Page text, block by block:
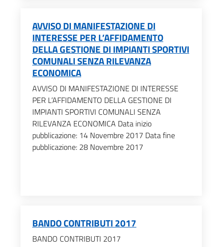
AVVISO DI MANIFESTAZIONE DI
INTERESSE PER L’AFFIDAMENTO
DELLA GESTIONE DI IMPIANTI SPORTIVI
COMUNALI SENZA RILEVANZA
ECONOMICA
AVVISO DI MANIFESTAZIONE DI INTERESSE
PER L’AFFIDAMENTO DELLA GESTIONE DI
IMPIANTI SPORTIVI COMUNALI SENZA
RILEVANZA ECONOMICA Data inizio
pubblicazione: 14 Novembre 2017 Data fine
pubblicazione: 28 Novembre 2017
BANDO CONTRIBUTI 2017
BANDO CONTRIBUTI 2017